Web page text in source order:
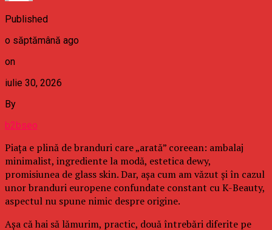
Published
o săptămână ago
on
iulie 30, 2026
By
b2bseo
Piața e plină de branduri care „arată” coreean: ambalaj
minimalist, ingrediente la modă, estetica dewy,
promisiunea de glass skin. Dar, așa cum am văzut și în cazul
unor branduri europene confundate constant cu K-Beauty,
aspectul nu spune nimic despre origine.
Așa că hai să lămurim, practic, două întrebări diferite pe